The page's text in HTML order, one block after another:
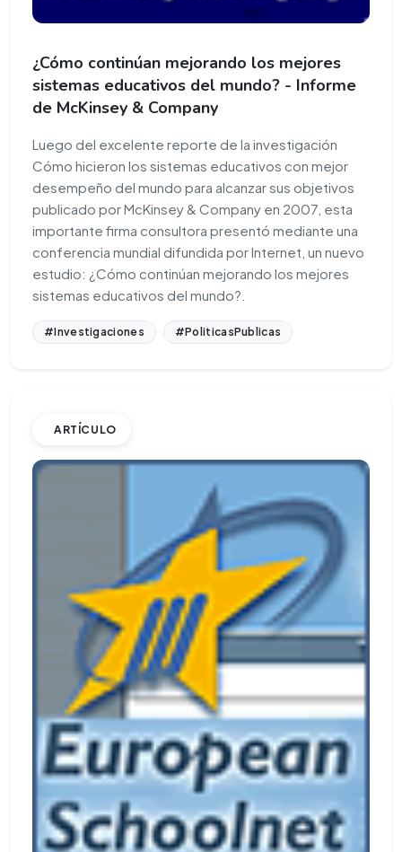
¿Cómo continúan mejorando los mejores
sistemas educativos del mundo? - Informe
de McKinsey & Company
Luego del excelente reporte de la investigación
Cómo hicieron los sistemas educativos con mejor
desempeño del mundo para alcanzar sus objetivos
publicado por McKinsey & Company en 2007, esta
importante firma consultora presentó mediante una
conferencia mundial difundida por Internet, un nuevo
estudio: ¿Cómo continúan mejorando los mejores
sistemas educativos del mundo?.
#Investigaciones #PoliticasPublicas
ARTÍCULO